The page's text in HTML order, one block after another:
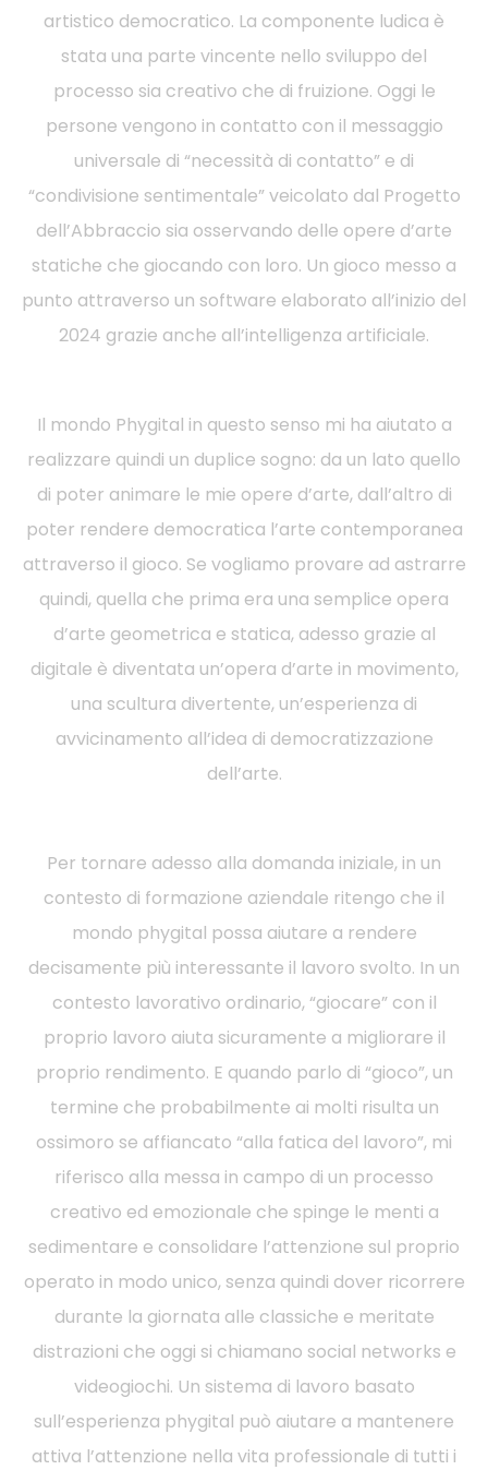
artistico democratico. La componente ludica è
stata una parte vincente nello sviluppo del
processo sia creativo che di fruizione. Oggi le
persone vengono in contatto con il messaggio
universale di “necessità di contatto” e di
“condivisione sentimentale” veicolato dal Progetto
dell’Abbraccio sia osservando delle opere d’arte
statiche che giocando con loro. Un gioco messo a
punto attraverso un software elaborato all’inizio del
2024 grazie anche all’intelligenza artificiale.
Il mondo Phygital in questo senso mi ha aiutato a
realizzare quindi un duplice sogno: da un lato quello
di poter animare le mie opere d’arte, dall’altro di
poter rendere democratica l’arte contemporanea
attraverso il gioco. Se vogliamo provare ad astrarre
quindi, quella che prima era una semplice opera
d’arte geometrica e statica, adesso grazie al
digitale è diventata un’opera d’arte in movimento,
una scultura divertente, un’esperienza di
avvicinamento all’idea di democratizzazione
dell’arte.
Per tornare adesso alla domanda iniziale, in un
contesto di formazione aziendale ritengo che il
mondo phygital possa aiutare a rendere
decisamente più interessante il lavoro svolto. In un
contesto lavorativo ordinario, “giocare” con il
proprio lavoro aiuta sicuramente a migliorare il
proprio rendimento. E quando parlo di “gioco”, un
termine che probabilmente ai molti risulta un
ossimoro se affiancato “alla fatica del lavoro”, mi
riferisco alla messa in campo di un processo
creativo ed emozionale che spinge le menti a
sedimentare e consolidare l’attenzione sul proprio
operato in modo unico, senza quindi dover ricorrere
durante la giornata alle classiche e meritate
distrazioni che oggi si chiamano social networks e
videogiochi. Un sistema di lavoro basato
sull’esperienza phygital può aiutare a mantenere
attiva l’attenzione nella vita professionale di tutti i